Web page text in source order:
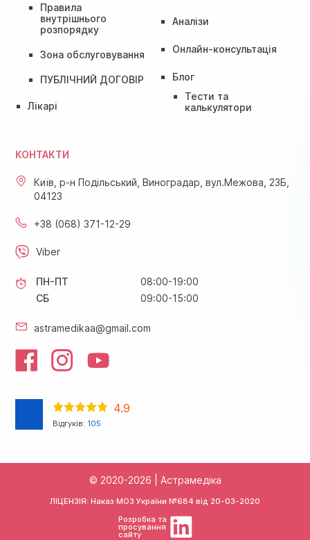
Правила
внутрішнього
розпорядку
Зона обслуговування
ПУБЛІЧНИЙ ДОГОВІР
Лікарі
Аналізи
Онлайн-консультація
Блог
Тести та
калькулятори
КОНТАКТИ
Київ, р-н Подільський, Виноградар, вул.Межова, 23Б,
04123
+38 (068) 371-12-29
Viber
ПН-ПТ
08:00-19:00
СБ
09:00-15:00
astramedikaa@gmail.com
4.9
Відгуків: 105
© 2020-2026 | Астрамедіка
ЛІЦЕНЗІЯ: Наказ МОЗ України №684 від 20-03-2020
Розробка та
просування
сайту